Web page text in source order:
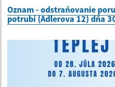
Oznam - odstraňovanie
potrubí (Adlerova 12) dňa